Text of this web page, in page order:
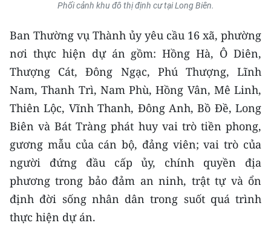
Phối cảnh khu đô thị định cư tại Long Biên.
Ban Thường vụ Thành ủy yêu cầu 16 xã, phường
nơi thực hiện dự án gồm: Hồng Hà, Ô Diên,
Thượng Cát, Đông Ngạc, Phú Thượng, Lĩnh
Nam, Thanh Trì, Nam Phù, Hồng Vân, Mê Linh,
Thiên Lộc, Vĩnh Thanh, Đông Anh, Bồ Đề, Long
Biên và Bát Tràng phát huy vai trò tiền phong,
gương mẫu của cán bộ, đảng viên; vai trò của
người đứng đầu cấp ủy, chính quyền địa
phương trong bảo đảm an ninh, trật tự và ổn
định đời sống nhân dân trong suốt quá trình
thực hiện dự án.